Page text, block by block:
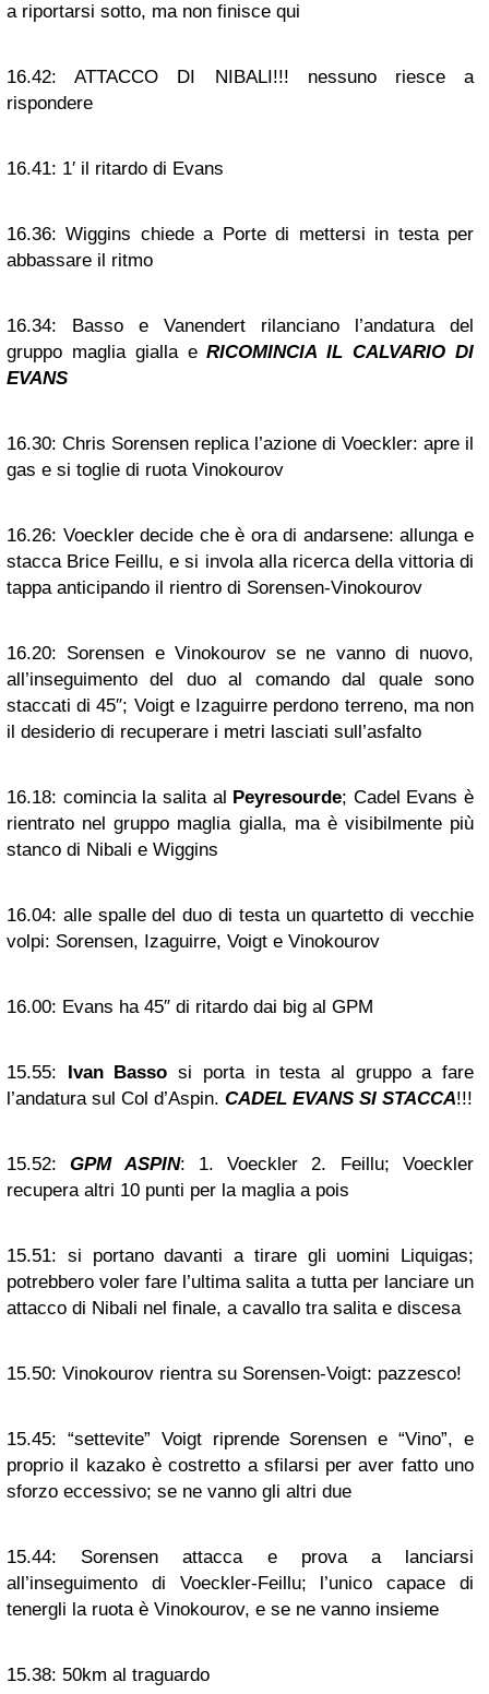
a riportarsi sotto, ma non finisce qui
16.42: ATTACCO DI NIBALI!!! nessuno riesce a
rispondere
16.41: 1′ il ritardo di Evans
16.36: Wiggins chiede a Porte di mettersi in testa per
abbassare il ritmo
16.34: Basso e Vanendert rilanciano l’andatura del
gruppo maglia gialla eRICOMINCIA IL CALVARIO DI
EVANS
16.30: Chris Sorensen replica l’azione di Voeckler: apre il
gas e si toglie di ruota Vinokourov
16.26: Voeckler decide che è ora di andarsene: allunga e
stacca Brice Feillu, e si invola alla ricerca della vittoria di
tappa anticipando il rientro di Sorensen-Vinokourov
16.20: Sorensen e Vinokourov se ne vanno di nuovo,
all’inseguimento del duo al comando dal quale sono
staccati di 45″; Voigt e Izaguirre perdono terreno, ma non
il desiderio di recuperare i metri lasciati sull’asfalto
16.18: comincia la salita al Peyresourde; Cadel Evans è
rientrato nel gruppo maglia gialla, ma è visibilmente più
stanco di Nibali e Wiggins
16.04: alle spalle del duo di testa un quartetto di vecchie
volpi: Sorensen, Izaguirre, Voigt e Vinokourov
16.00: Evans ha 45″ di ritardo dai big al GPM
15.55: Ivan Basso si porta in testa al gruppo a fare
l’andatura sul Col d’Aspin. CADEL EVANS SI STACCA!!!
15.52: GPM ASPIN: 1. Voeckler 2. Feillu; Voeckler
recupera altri 10 punti per la maglia a pois
15.51: si portano davanti a tirare gli uomini Liquigas;
potrebbero voler fare l’ultima salita a tutta per lanciare un
attacco di Nibali nel finale, a cavallo tra salita e discesa
15.50: Vinokourov rientra su Sorensen-Voigt: pazzesco!
15.45: “settevite” Voigt riprende Sorensen e “Vino”, e
proprio il kazako è costretto a sfilarsi per aver fatto uno
sforzo eccessivo; se ne vanno gli altri due
15.44: Sorensen attacca e prova a lanciarsi
all’inseguimento di Voeckler-Feillu; l’unico capace di
tenergli la ruota è Vinokourov, e se ne vanno insieme
15.38: 50km al traguardo